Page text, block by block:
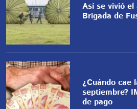
Así se vivió el
Brigada de
¿Cuándo cae
septiembre?
de pago